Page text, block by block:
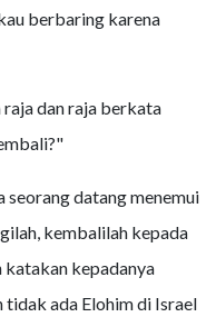
berbaring karena
dan raja berkata
seorang datang menemui
kembalilah kepada
katakan kepadanya
ada Elohim di Israel